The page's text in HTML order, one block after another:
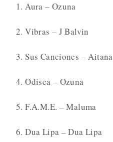
1. Aura – Ozuna
2. Vibras – J Balvin
3. Sus Canciones – Aitana
4. Odisea – Ozuna
5. F.A.M.E. – Maluma
6. Dua Lipa – Dua Lipa